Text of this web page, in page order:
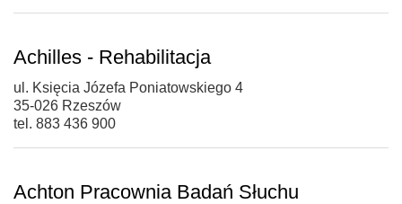
Achilles - Rehabilitacja
ul. Księcia Józefa Poniatowskiego 4
35-026 Rzeszów
tel. 883 436 900
Achton Pracownia Badań Słuchu